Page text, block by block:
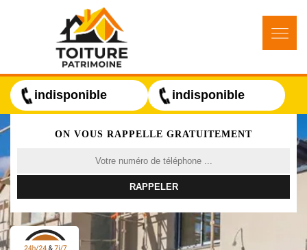
indisponible indisponible
ON VOUS RAPPELLE GRATUITEMENT